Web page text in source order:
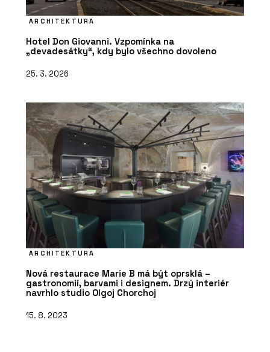
ARCHITEKTURA
Hotel Don Giovanni. Vzpomínka na
„devadesátky“, kdy bylo všechno dovoleno
25. 3. 2026
ARCHITEKTURA
Nová restaurace Marie B má být oprsklá –
gastronomií, barvami i designem. Drzý interiér
navrhlo studio Olgoj Chorchoj
15. 8. 2023